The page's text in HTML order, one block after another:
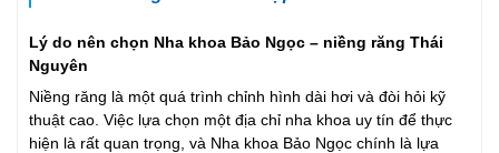
Lý do nên chọn Nha khoa Bảo Ngọc – niềng răng Thái
Nguyên
Niềng răng là một quá trình chỉnh hình dài hơi và đòi hỏi kỹ
thuật cao. Việc lựa chọn một địa chỉ nha khoa uy tín để thực
hiện là rất quan trọng, và Nha khoa Bảo Ngọc chính là lựa